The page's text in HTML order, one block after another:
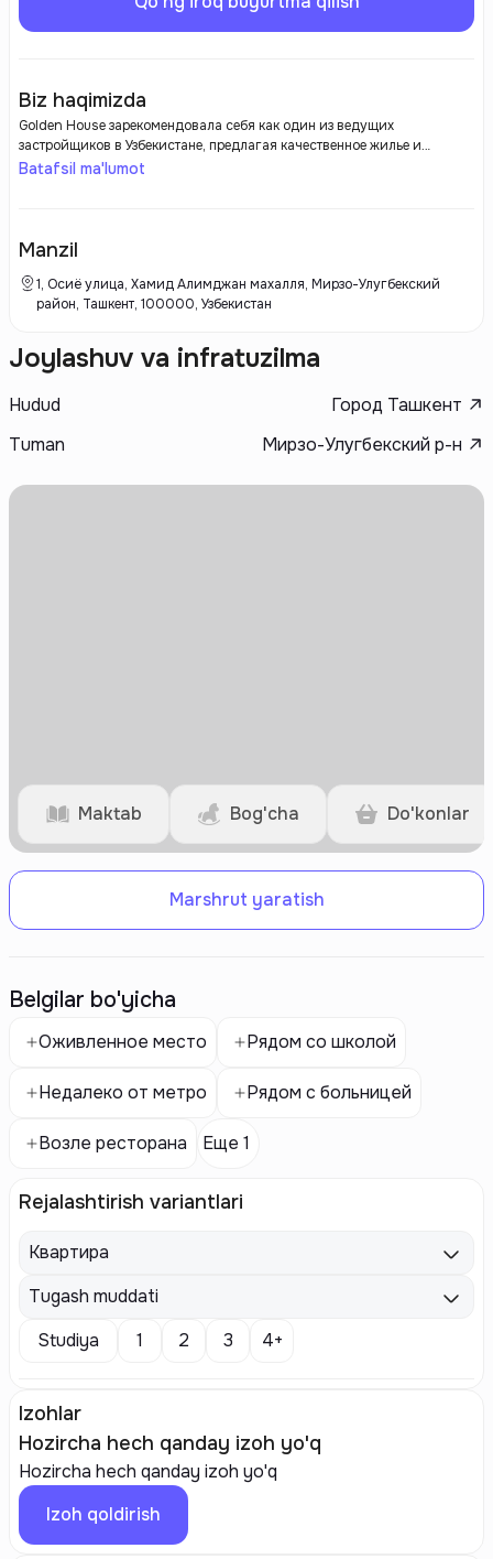
Biz haqimizda
Golden House зарекомендовала себя как один из ведущих
застройщиков в Узбекистане, предлагая качественное жилье и
современные решения в сфере градостроительства. С момента своего
также ориентация на потребности клиентов делают Golden House
Batafsil ma'lumot
Manzil
1, Осиё улица, Хамид Алимджан махалля, Мирзо-Улугбекский
район, Ташкент, 100000, Узбекистан
Joylashuv va infratuzilma
Hudud
Город Ташкент
Tuman
Мирзо-Улугбекский р-н
Maktab Bog'cha Do'konlar
Marshrut yaratish
Belgilar bo'yicha
Оживленное место Рядом со школой
Недалеко от метро Рядом с больницей
Возле ресторана Еще 1
Rejalashtirish variantlari
Квартира
Tugash muddati
Studiya
1 2 3 4+
Izohlar
Hozircha hech qanday izoh yo'q
Hozircha hech qanday izoh yo'q
Izoh qoldirish